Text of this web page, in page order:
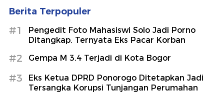
Berita Terpopuler
#1
Pengedit Foto Mahasiswi Solo Jadi Porno
Ditangkap, Ternyata Eks Pacar Korban
#2 Gempa M 3,4 Terjadi di Kota Bogor
#3
Eks Ketua DPRD Ponorogo Ditetapkan Jadi
Tersangka Korupsi Tunjangan Perumahan